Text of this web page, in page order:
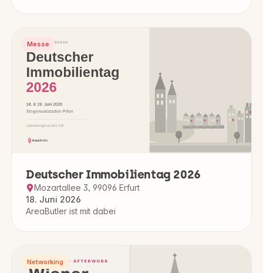
Messe
Deutscher Immobilientag 2026
Mozartallee 3, 99096 Erfurt
18. Juni 2026
AreaButler ist mit dabei
Networking